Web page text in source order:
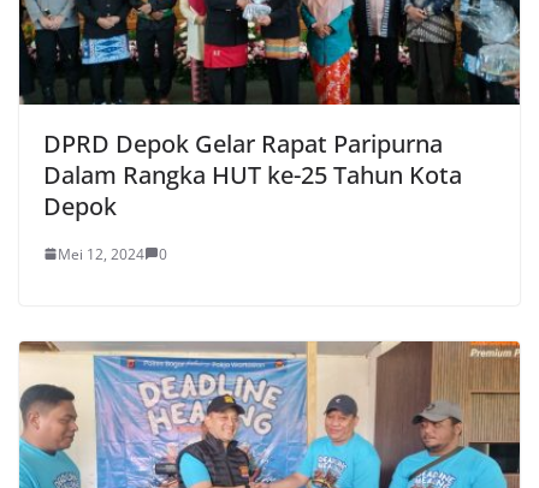
DPRD Depok Gelar Rapat Paripurna
Dalam Rangka HUT ke-25 Tahun Kota
Depok
Mei 12, 2024 0